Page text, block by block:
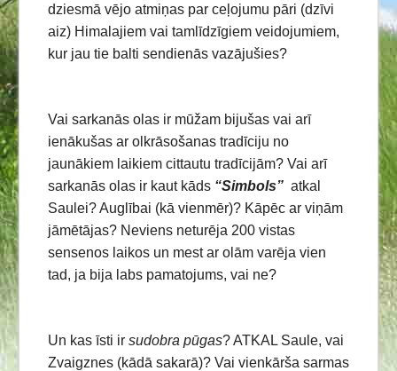
dziesmā vējo atmiņas par ceļojumu pāri (dzīvi
aiz) Himalajiem vai tamlīdzīgiem veidojumiem,
kur jau tie balti sendienās vazājušies?
Vai sarkanās olas ir mūžam bijušas vai arī
ienākušas ar olkrāsošanas tradīciju no
jaunākiem laikiem cittautu tradīcijām? Vai arī
sarkanās olas ir kaut kāds “Simbols” atkal
Saulei? Auglībai (kā vienmēr)? Kāpēc ar viņām
jāmētājas? Neviens neturēja 200 vistas
sensenos laikos un mest ar olām varēja vien
tad, ja bija labs pamatojums, vai ne?
Un kas īsti ir sudobra pūgas? ATKAL Saule, vai
Zvaigznes (kādā sakarā)? Vai vienkārša sarmas